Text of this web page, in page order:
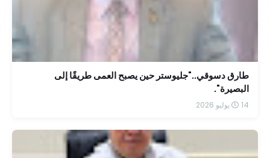
طارق دسوقي.."جليوستر حين يصبح العمى طريقًا إلى
البصيرة".
14 يوليو 2026